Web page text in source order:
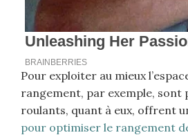
Pour exploiter au mieux
rangement, par exemple,
roulants, quant à eux, offrent
pour optimiser le rangement